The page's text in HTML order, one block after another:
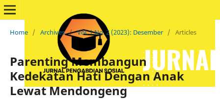
Home / Archives / Vol. 1 No. 2 (2023): Desember / Articles
Parenting Membangun
Kedekatan Hati Dengan Anak
Lewat Mendongeng